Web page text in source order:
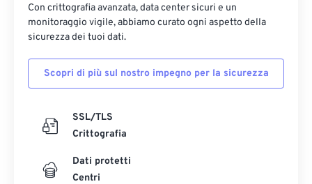
Con crittografia avanzata, data center sicuri e un
monitoraggio vigile, abbiamo curato ogni aspetto della
sicurezza dei tuoi dati.
Scopri di più sul nostro impegno per la sicurezza
SSL/TLS
Crittografia
Dati protetti
Centri